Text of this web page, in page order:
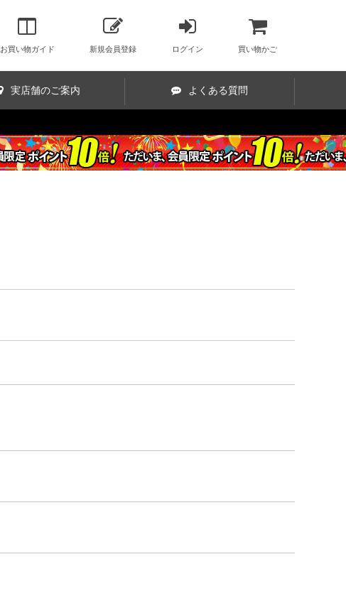
お買い物ガイド 新規会員登録 ログイン 買い物かご
実店舗のご案内 よくある質問